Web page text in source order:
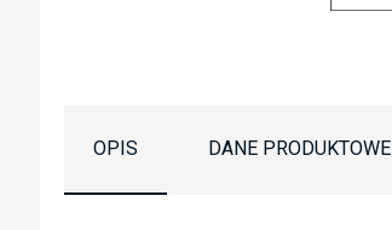
OPIS DANE PRODUKTOWE